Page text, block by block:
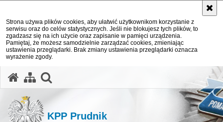
Strona używa plików cookies, aby ułatwić użytkownikom korzystanie z
serwisu oraz do celów statystycznych. Jeśli nie blokujesz tych plików, to
zgadzasz się na ich użycie oraz zapisanie w pamięci urządzenia.
Pamiętaj, że możesz samodzielnie zarządzać cookies, zmieniając
ustawienia przeglądarki. Brak zmiany ustawienia przeglądarki oznacza
wyrażenie zgody.
KPP Prudnik